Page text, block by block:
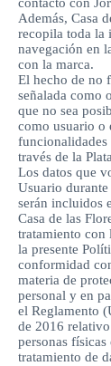
Además, Casa
recopila toda la
navegación en
con la marca.
El hecho de no
señalada como
que no sea
como usuario o
funcionalidades
través de la
Los datos que
Usuario
serán incluidos
Casa de las
tratamiento con
la presente
conformidad
materia de
personal y en
el Reglamento
de 2016
personas físicas
tratamiento de